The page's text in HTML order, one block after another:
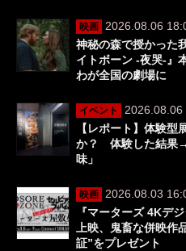
映画 2026.08.06
神秘の森で授かった
イトボーン -夜哭-』
わが全国の劇場に
イベント
2026.08.06
【レポート】体験
か？ 体験した結果→
味」
映画 2026.08.03
『マーターズ 4Kデ
上映、鬼畜な併映作
証”をプレゼント